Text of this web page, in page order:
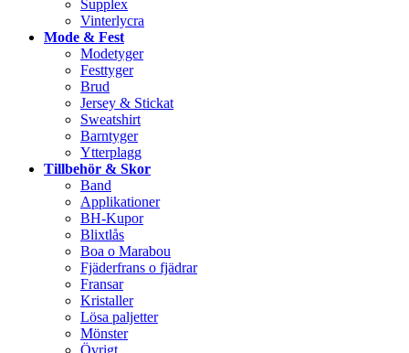
Supplex
Vinterlycra
Mode & Fest
Modetyger
Festtyger
Brud
Jersey & Stickat
Sweatshirt
Barntyger
Ytterplagg
Tillbehör & Skor
Band
Applikationer
BH-Kupor
Blixtlås
Boa o Marabou
Fjäderfrans o fjädrar
Fransar
Kristaller
Lösa paljetter
Mönster